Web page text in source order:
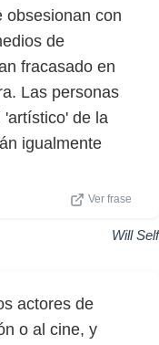
obsesionan con
de
fracasado en
Las personas
'artístico' de la
igualmente
Ver frase
Will Self
actores de
o al cine, y